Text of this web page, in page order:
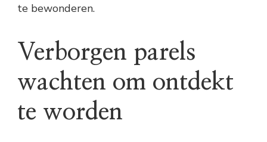
te bewonderen.
Verborgen parels
wachten om ontdekt
te worden